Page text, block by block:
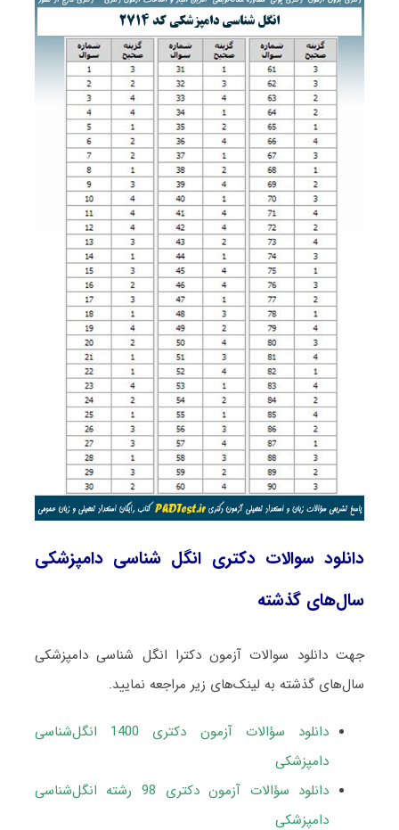
دانلود سوالات دکتری انگل‌ شناسی دامپزشکی
سال‌های گذشته
جهت دانلود سوالات آزمون دکترا انگل‌ شناسی دامپزشکی
سال‌های گذشته به لینک‌های زیر مراجعه نمایید.
دانلود سؤالات آزمون دکتری 1400 انگل‌شناسی
دامپزشکی
دانلود سؤالات آزمون دکتری 98 رشته انگل‌شناسی
دامپزشکی